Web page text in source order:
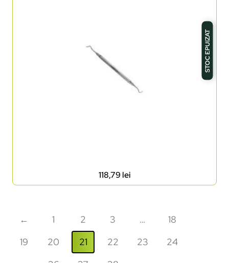
STOC EPUIZAT
118,79lei
← 1 2 3 …
18
19
20 21 22 23
24